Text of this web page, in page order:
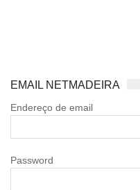
EMAIL NETMADEIRA
Endereço de email
Password